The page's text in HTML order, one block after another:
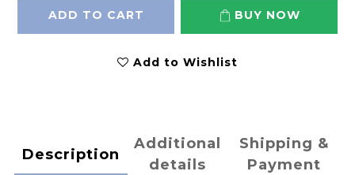
ADD TO CART BUY NOW
Add to Wishlist
Description
Additional
details
Shipping &
Payment